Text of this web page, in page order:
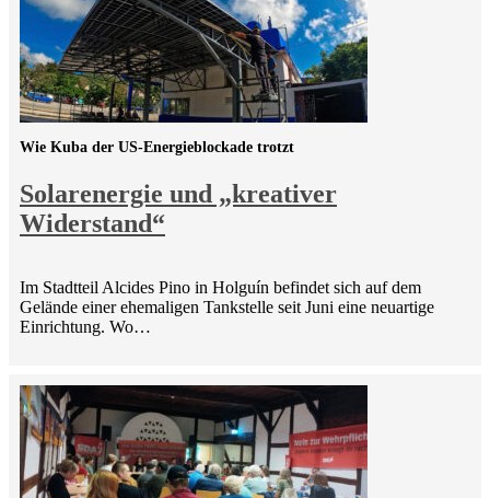
Solarenergie und „kreativer
Widerstand“
Wie Kuba der US-Energieblockade trotzt
Im Stadtteil Alcides Pino in Holguín befindet sich auf dem
Gelände einer ehemaligen Tankstelle seit Juni eine neuartige
Einrichtung. Wo…